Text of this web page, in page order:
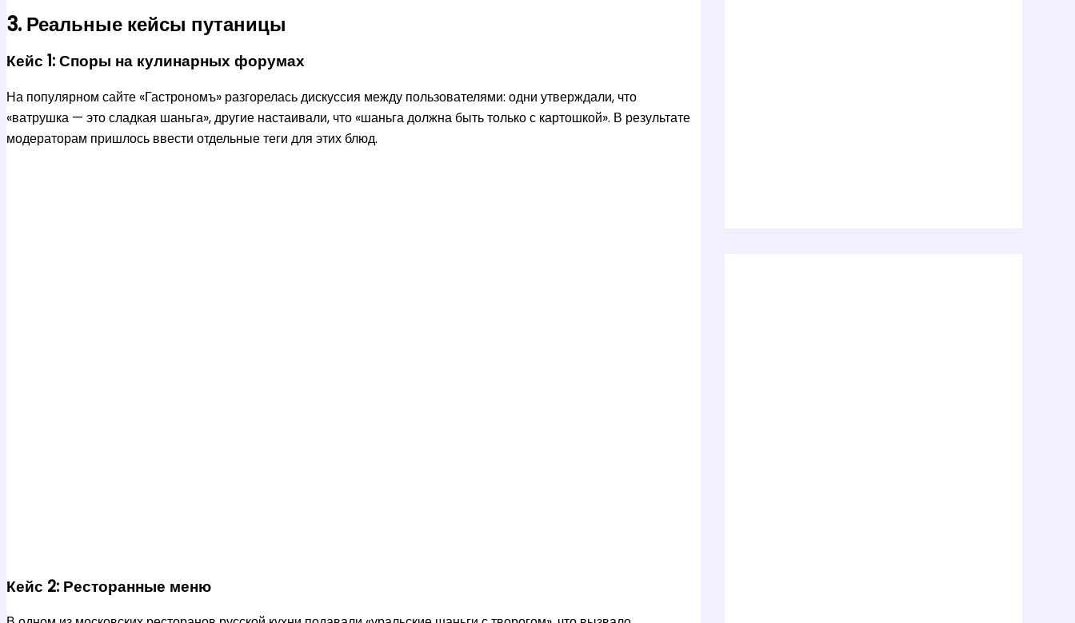
3. Реальные кейсы путаницы
Кейс 1: Споры на кулинарных форумах
На популярном сайте «Гастрономъ» разгорелась дискуссия между пользователями: одни утверждали, что
«ватрушка — это сладкая шаньга», другие настаивали, что «шаньга должна быть только с картошкой». В результате
модераторам пришлось ввести отдельные теги для этих блюд.
Кейс 2: Ресторанные меню